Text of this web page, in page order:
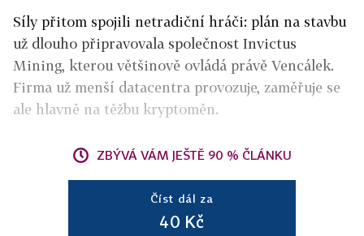
Síly přitom spojili netradiční hráči: plán na stavbu
už dlouho připravovala společnost Invictus
Mining, kterou většinově ovládá právě Vencálek.
Firma už menší datacentra provozuje, zaměřuje se
ale hlavně na těžbu kryptoměn.
ZBÝVÁ VÁM JEŠTĚ 90 % ČLÁNKU
Číst dál za
40 Kč